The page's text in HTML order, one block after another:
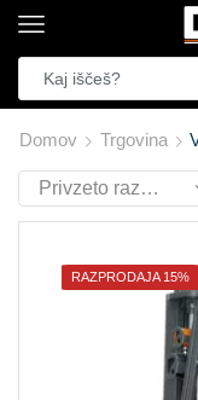
Domov Trgovina
RAZPRODAJA 15%